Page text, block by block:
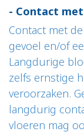
- Contact
Contact met
gevoel en/of
Langdurige
zelfs ernstige
veroorzaken.
langdurig
vloeren mag